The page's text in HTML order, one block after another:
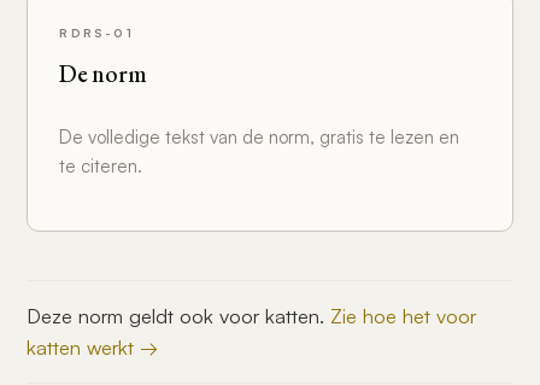
RDRS-01
De norm
De volledige tekst van de norm, gratis te lezen en
te citeren.
Deze norm geldt ook voor katten. Zie hoe het voor
katten werkt →